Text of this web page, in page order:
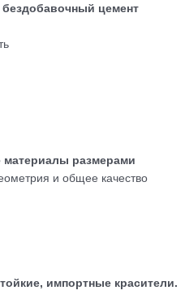
цемент
размерами
и общее качество
импортные красители.